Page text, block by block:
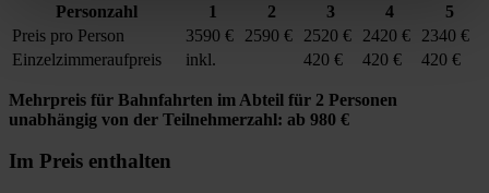
Personzahl 1 2 3 4
5
Preis pro Person
3590 € 2590 € 2520 € 2420 €
2340 €
Einzelzimmeraufpreis
inkl. 420 € 420 € 420 €
Mehrpreis für Bahnfahrten im Abteil für 2 Personen
unabhängig von der Teilnehmerzahl: ab 980 €
Im Preis enthalten